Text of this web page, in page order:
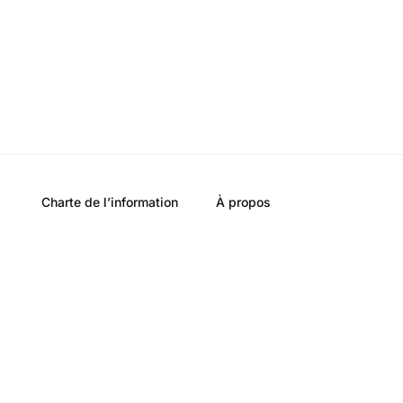
Charte de l’information À propos